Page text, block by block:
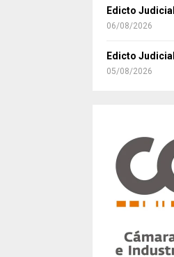
Edicto Judicial
06/08/2026
Edicto Judicial
05/08/2026